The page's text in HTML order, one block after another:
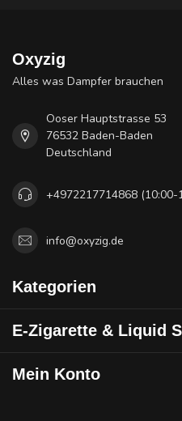
Oxyzig
Alles was Dampfer brauchen
Ooser Hauptstrasse 53
76532 Baden-Baden
Deutschland
+4972217714868 (10:00-
info@oxyzig.de
Kategorien
E-Zigarette & Liquid
Mein Konto